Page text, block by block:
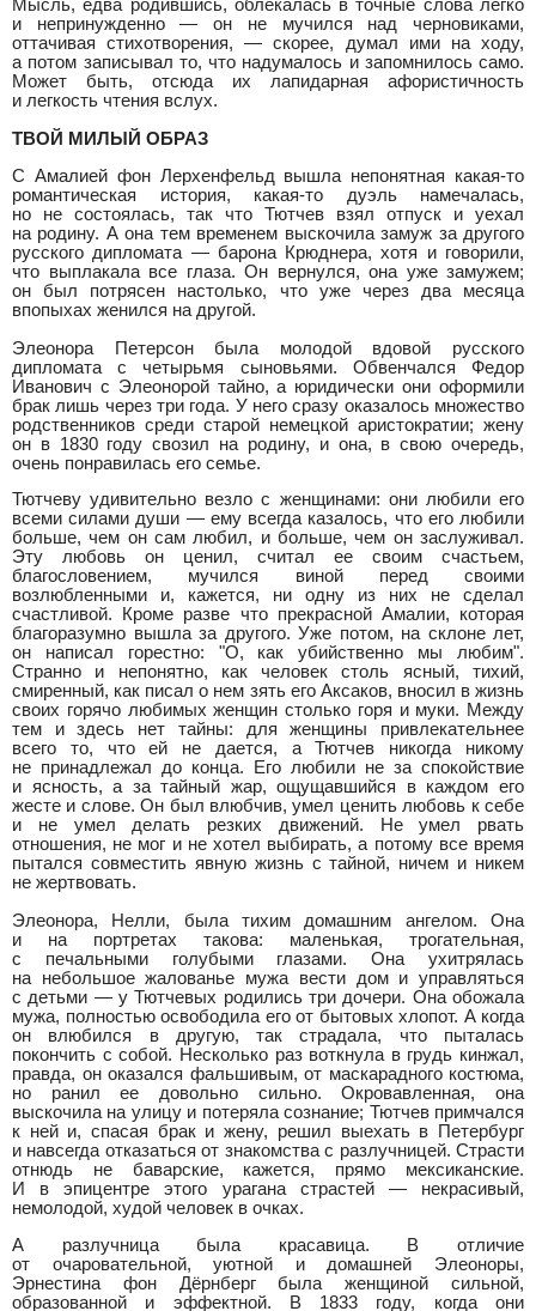
Мысль, едва родившись, облекалась в точные слова легко
и непринужденно — он не мучился над черновиками,
оттачивая стихотворения, — скорее, думал ими на ходу,
а потом записывал то, что надумалось и запомнилось само.
Может быть, отсюда их лапидарная афористичность
и легкость чтения вслух.
ТВОЙ МИЛЫЙ ОБРАЗ
С Амалией фон Лерхенфельд вышла непонятная какая-то
романтическая история, какая-то дуэль намечалась,
но не состоялась, так что Тютчев взял отпуск и уехал
на родину. А она тем временем выскочила замуж за другого
русского дипломата — барона Крюднера, хотя и говорили,
что выплакала все глаза. Он вернулся, она уже замужем;
он был потрясен настолько, что уже через два месяца
впопыхах женился на другой.
Элеонора Петерсон была молодой вдовой русского
дипломата с четырьмя сыновьями. Обвенчался Федор
Иванович с Элеонорой тайно, а юридически они оформили
брак лишь через три года. У него сразу оказалось множество
родственников среди старой немецкой аристократии; жену
он в 1830 году свозил на родину, и она, в свою очередь,
очень понравилась его семье.
Тютчеву удивительно везло с женщинами: они любили его
всеми силами души — ему всегда казалось, что его любили
больше, чем он сам любил, и больше, чем он заслуживал.
Эту любовь он ценил, считал ее своим счастьем,
благословением, мучился виной перед своими
возлюбленными и, кажется, ни одну из них не сделал
счастливой. Кроме разве что прекрасной Амалии, которая
благоразумно вышла за другого. Уже потом, на склоне лет,
он написал горестно: "О, как убийственно мы любим".
Странно и непонятно, как человек столь ясный, тихий,
смиренный, как писал о нем зять его Аксаков, вносил в жизнь
своих горячо любимых женщин столько горя и муки. Между
тем и здесь нет тайны: для женщины привлекательнее
всего то, что ей не дается, а Тютчев никогда никому
не принадлежал до конца. Его любили не за спокойствие
и ясность, а за тайный жар, ощущавшийся в каждом его
жесте и слове. Он был влюбчив, умел ценить любовь к себе
и не умел делать резких движений. Не умел рвать
отношения, не мог и не хотел выбирать, а потому все время
пытался совместить явную жизнь с тайной, ничем и никем
не жертвовать.
Элеонора, Нелли, была тихим домашним ангелом. Она
и на портретах такова: маленькая, трогательная,
с печальными голубыми глазами. Она ухитрялась
на небольшое жалованье мужа вести дом и управляться
с детьми — у Тютчевых родились три дочери. Она обожала
мужа, полностью освободила его от бытовых хлопот. А когда
он влюбился в другую, так страдала, что пыталась
покончить с собой. Несколько раз воткнула в грудь кинжал,
правда, он оказался фальшивым, от маскарадного костюма,
но ранил ее довольно сильно. Окровавленная, она
выскочила на улицу и потеряла сознание; Тютчев примчался
к ней и, спасая брак и жену, решил выехать в Петербург
и навсегда отказаться от знакомства с разлучницей. Страсти
отнюдь не баварские, кажется, прямо мексиканские.
И в эпицентре этого урагана страстей — некрасивый,
немолодой, худой человек в очках.
А разлучница была красавица. В отличие
от очаровательной, уютной и домашней Элеоноры,
Эрнестина фон Дёрнберг была женщиной сильной,
образованной и эффектной. В 1833 году, когда они